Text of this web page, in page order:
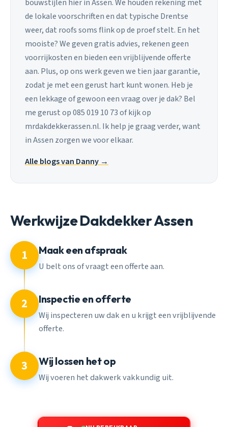
bouwstijlen hier in Assen. We houden rekening met
de lokale voorschriften en dat typische Drentse
weer, dat roofs soms flink op de proef stelt. En het
mooiste? We geven gratis advies, rekenen geen
voorrijkosten en bieden een vrijblijvende offerte
aan. Plus, op ons werk geven we tien jaar garantie,
zodat je met een gerust hart kunt wonen. Heb je
een lekkage of gewoon een vraag over je dak? Bel
me gerust op 085 019 10 73 of kijk op
mrdakdekkerassen.nl. Ik help je graag verder, want
in Assen zorgen we voor elkaar.
Alle blogs van Danny →
Werkwijze Dakdekker Assen
1 Maak een afspraak
U belt ons of vraagt een offerte aan.
2 Inspectie en offerte
Wij inspecteren uw dak en u krijgt een vrijblijvende
offerte.
3 Wij lossen het op
Wij voeren het dakwerk vakkundig uit.